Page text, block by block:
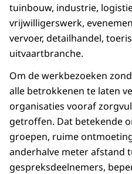
tuinbouw, industrie,
vrijwilligerswerk,
vervoer, detailhandel,
uitvaartbranche.
Om de werkbezoeken
alle betrokkenen te laten
organisaties vooraf
getroffen. Dat betekende
groepen, ruime
anderhalve meter afstand
gespreksdeelnemers,